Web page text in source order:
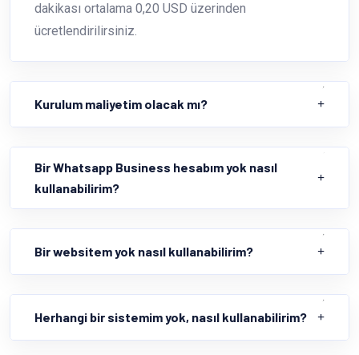
dakikası ortalama 0,20 USD üzerinden
ücretlendirilirsiniz.
Kurulum maliyetim olacak mı?
Bir Whatsapp Business hesabım yok nasıl
kullanabilirim?
Bir websitem yok nasıl kullanabilirim?
Herhangi bir sistemim yok, nasıl kullanabilirim?